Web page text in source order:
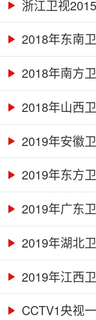
浙江卫视
2018年东南
2018年南方
2018年山西
2019年安徽
2019年东方
2019年广东
2019年湖北
2019年江西
CCTV1央视